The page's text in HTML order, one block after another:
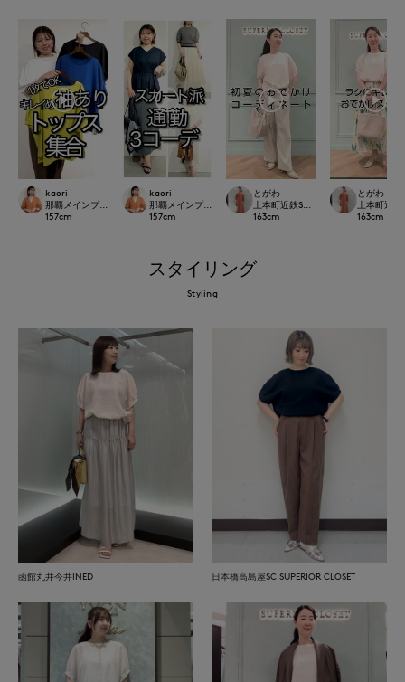
kaori
那覇メインプレイスI.T.'S.international
157cm
kaori
那覇メインプレイスI.T.'S.international
157cm
とがわ
上本町近鉄SUPERIORCLOSET
163cm
とがわ
上本町近鉄
163cm
スタイリング
Styling
函館丸井今井INED 日本橋高島屋SC SUPERIOR CLOSET